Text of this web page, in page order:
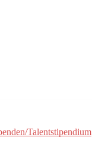
Talentstipendium